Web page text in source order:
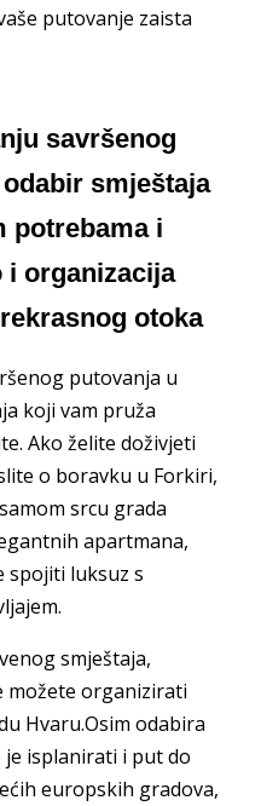
putovanje zaista
savršenog
smještaja
potrebama i
i organizacija
otoka
putovanja u
koji vam pruža
Ako želite doživjeti
o boravku u Forkiri,
srcu grada
apartmana,
spojiti luksuz s
smještaja,
možete organizirati
Hvaru.Osim odabira
isplanirati i put do
europskih gradova,